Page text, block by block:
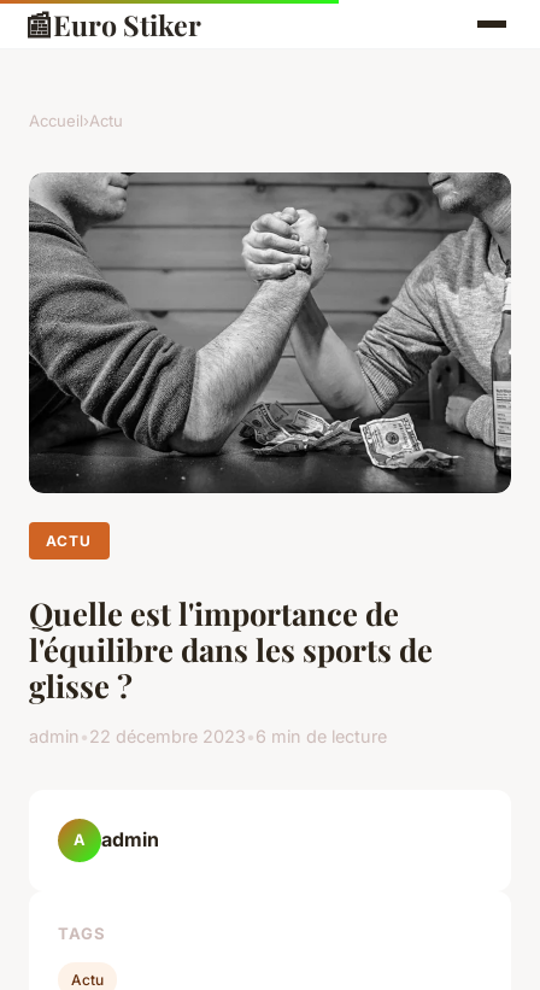
📰Euro Stiker
Accueil›Actu
ACTU
Quelle est l'importance de
l'équilibre dans les sports de
glisse ?
admin•22 décembre 2023•6 min de lecture
A admin
TAGS
Actu